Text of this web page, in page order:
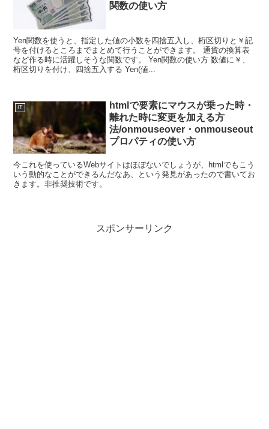
関数の使い方
Yen関数を使うと、指定した値の小数を四捨五入し、桁区切りと￥記
号を付けるところまでまとめて行うことができます。 通貨の換算表
など作る時に活躍しそうな関数です。 Yen関数の使い方 数値に￥、
桁区切りを付け、四捨五入する Yen(値...
IT
htmlで要素にマウスが乗った時・
離れた時に変更を加える方
法/onmouseover・onmouseout
プロパティの使い方
今これを使っているWebサイトはほぼないでしょうが、htmlでもこう
いう動的なことができるんだなあ、という発見があったので書いてお
きます。非推奨技術です。
スポンサーリンク